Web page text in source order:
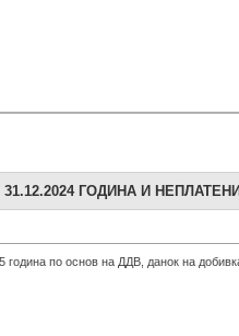
ГОДИНА И
по основ на ДДВ, данок на